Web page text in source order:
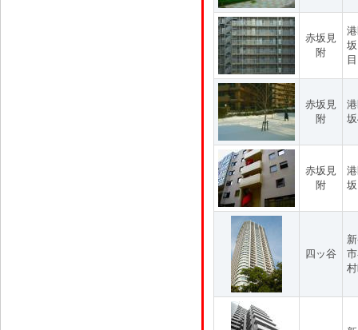
赤坂見
附
目
赤坂見
附
赤坂見
附
四ッ谷